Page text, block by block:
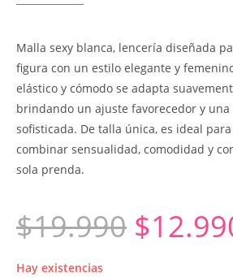
Malla sexy blanca, lencería diseñada
figura con un estilo elegante y
elástico y cómodo se adapta
brindando un ajuste favorecedor y una
sofisticada. De talla única, es ideal
combinar sensualidad, comodidad y
sola prenda.
$19.990 $
Hay existencias